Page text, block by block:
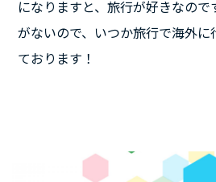
になりますと、旅行が好きなの
がないので、いつか旅行で海外
ております！